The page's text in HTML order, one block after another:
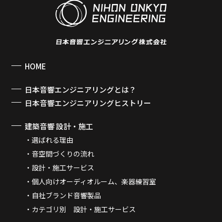
HOME
日本音響エンジニアリングとは？
日本音響エンジニアリングヒストリー
建築音響 設計・施工
選ばれる理由
音空間づくりの流れ
設計・施工サービス
個人向けオーディオルーム、楽器練習室
自社ブランド音響製品
カテゴリ別 設計・施工サービス